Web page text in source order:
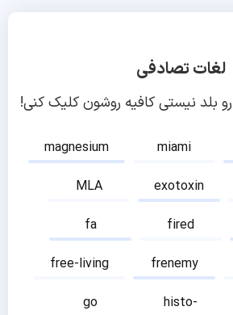
لغات تصادفی
بلد نیستی کافیه روشون کلیک کنی!
magnesium miami
MLA
exotoxin
fa
fired
free-living
frenemy
go
histo-